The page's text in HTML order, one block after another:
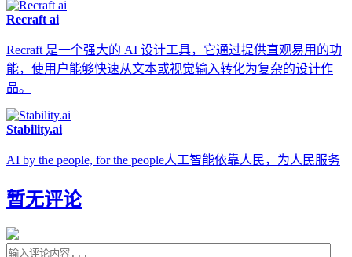
Recraft ai
Recraft 是一个强大的 AI 设计工具，它通过提供直观易用的功
能，使用户能够快速从文本或视觉输入转化为复杂的设计作
品。
Stability.ai
AI by the people, for the people人工智能依靠人民，为人民服务
暂无评论